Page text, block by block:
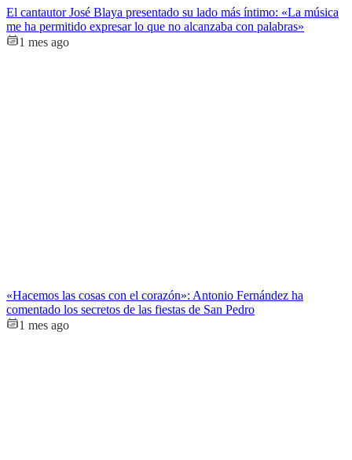
El cantautor José Blaya presentado su lado más íntimo: «La música
me ha permitido expresar lo que no alcanzaba con palabras»
1 mes ago
«Hacemos las cosas con el corazón»: Antonio Fernández ha
comentado los secretos de las fiestas de San Pedro
1 mes ago